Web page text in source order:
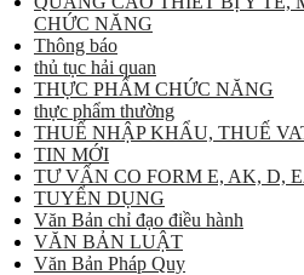
CHỨC NĂNG
Thông báo
thủ tục hải quan
THỰC PHẨM CHỨC NĂNG
thực phẩm thường
THUẾ NHẬP KHẨU, THUẾ
TIN MỚI
TƯ VẤN CO FORM E, AK, D,
TUYỂN DỤNG
Văn Bản chỉ đạo điều hành
VĂN BẢN LUẬT
Văn Bản Pháp Quy